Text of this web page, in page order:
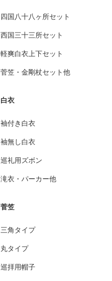
四国八十八ヶ所セット
西国三十三所セット
軽爽白衣上下セット
菅笠・金剛杖セット他
白衣
袖付き白衣
袖無し白衣
巡礼用ズボン
滝衣・パーカー他
菅笠
三角タイプ
丸タイプ
巡拝用帽子